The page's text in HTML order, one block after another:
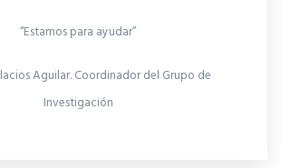
“Estamos para ayudar”
Aguilar. Coordinador del Grupo de
Investigación